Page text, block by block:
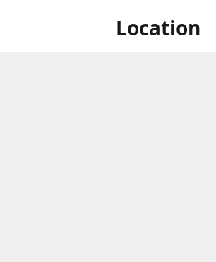
Location